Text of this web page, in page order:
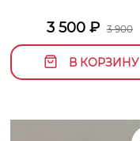
3 500 ₽ 3 900
В КОРЗИНУ